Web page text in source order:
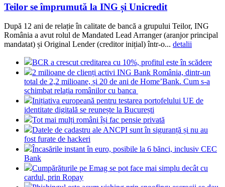
Teilor se împrumută la ING și Unicredit
După 12 ani de relație în calitate de bancă a grupului Teilor, ING
România a avut rolul de Mandated Lead Arranger (aranjor principal
mandatat) și Original Lender (creditor inițial) într-o... detalii
BCR a crescut creditarea cu 10%, profitul este în scădere
2 milioane de clienți activi ING Bank România, dintr-un
total de 2,2 milioane, și 20 de ani de Home’Bank. Cum s-a
schimbat relația românilor cu banca
Inițiativa europeană pentru testarea portofelului UE de
identitate digitală se reunește la București
Tot mai mulți români își fac pensie privată
Datele de cadastru ale ANCPI sunt în siguranță și nu au
fost furate de hackeri
Încasările instant în euro, posibile la 6 bănci, inclusiv CEC
Bank
Cumpărăturile pe Emag se pot face mai simplu decât cu
cardul, prin Ropay